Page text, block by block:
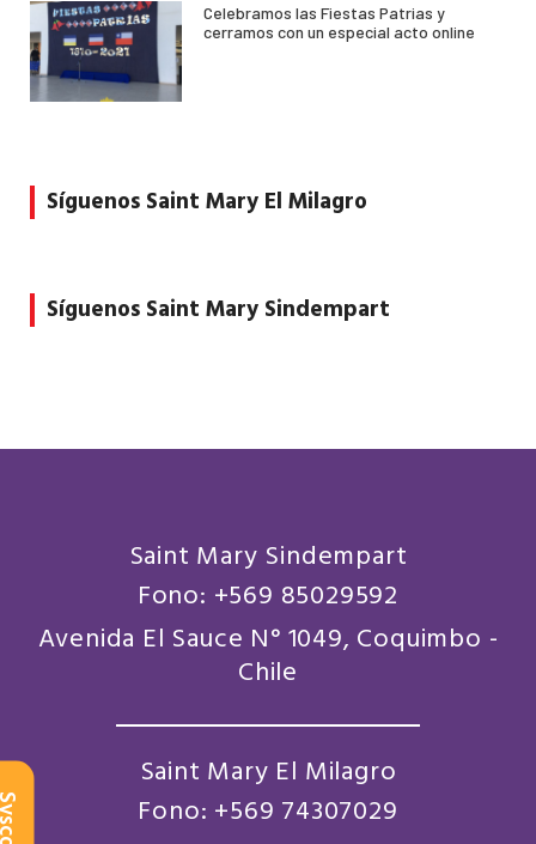
Celebramos las Fiestas Patrias y
cerramos con un especial acto online
Síguenos Saint Mary El Milagro
Síguenos Saint Mary Sindempart
Saint Mary Sindempart
Fono: +569 85029592
Avenida El Sauce N° 1049, Coquimbo -
Chile
Saint Mary El Milagro
Fono: +569 74307029